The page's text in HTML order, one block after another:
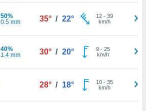
50%
0.5 mm
35° / 22° 12- 39
km/h
40%
1.4 mm
30° / 20° 9- 25
km/h
28° / 18° 10- 35
km/h